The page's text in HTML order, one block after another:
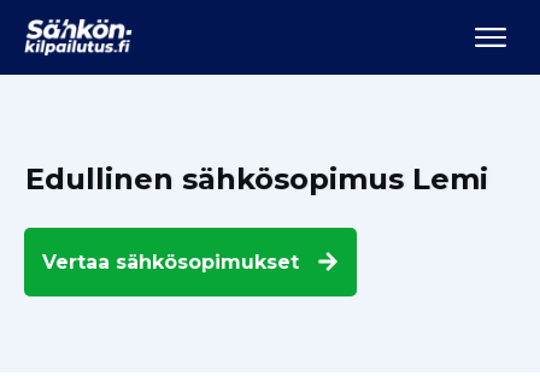
Edullinen sähkösopimus Lemi
Vertaa sähkösopimukset